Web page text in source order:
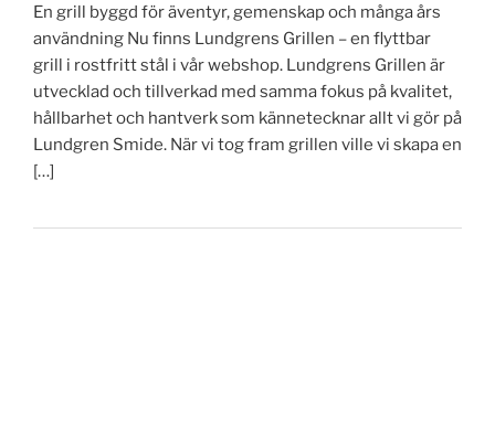
En grill byggd för äventyr, gemenskap och många års
användning Nu finns Lundgrens Grillen – en flyttbar
grill i rostfritt stål i vår webshop. Lundgrens Grillen är
utvecklad och tillverkad med samma fokus på kvalitet,
hållbarhet och hantverk som kännetecknar allt vi gör på
Lundgren Smide. När vi tog fram grillen ville vi skapa en
[…]